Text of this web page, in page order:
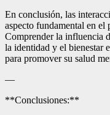
En conclusión, las
aspecto fundamental en
Comprender la influencia
la identidad y el bienestar
para promover su salud
—
**Conclusiones:**